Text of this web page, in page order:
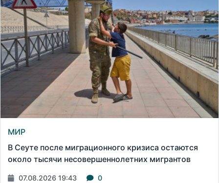
МИР
В Сеуте после миграционного кризиса остаются
около тысячи несовершеннолетних мигрантов
07.08.2026 19:43 0